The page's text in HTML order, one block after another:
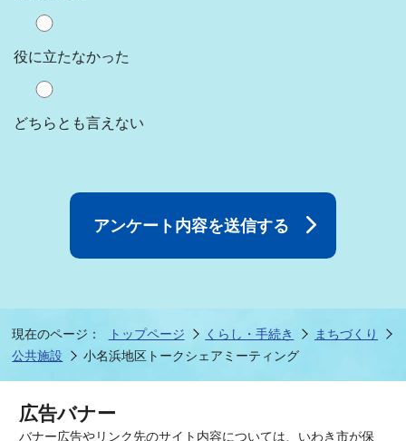
役に立たなかった
どちらとも言えない
現在のページ： トップページ くらし・手続き
まちづくり
公共施設
小名浜地区トークシェアミーティング
広告バナー
バナー広告やリンク先のサイト内容については、いわき市が保